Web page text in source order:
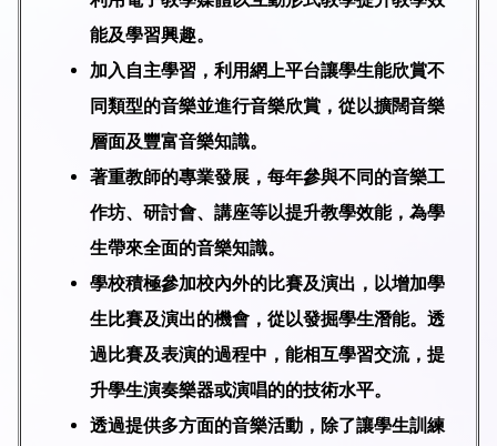
能及學習興趣。
加入自主學習，利用網上平台讓學生能欣賞不
同類型的音樂並進行音樂欣賞，從以擴闊音樂
層面及豐富音樂知識。
著重教師的專業發展，每年參與不同的音樂工
作坊、研討會、講座等以提升教學效能，為學
生帶來全面的音樂知識。
學校積極參加校內外的比賽及演出，以增加學
生比賽及演出的機會，從以發掘學生潛能。透
過比賽及表演的過程中，能相互學習交流，提
升學生演奏樂器或演唱的的技術水平。
透過提供多方面的音樂活動，除了讓學生訓練